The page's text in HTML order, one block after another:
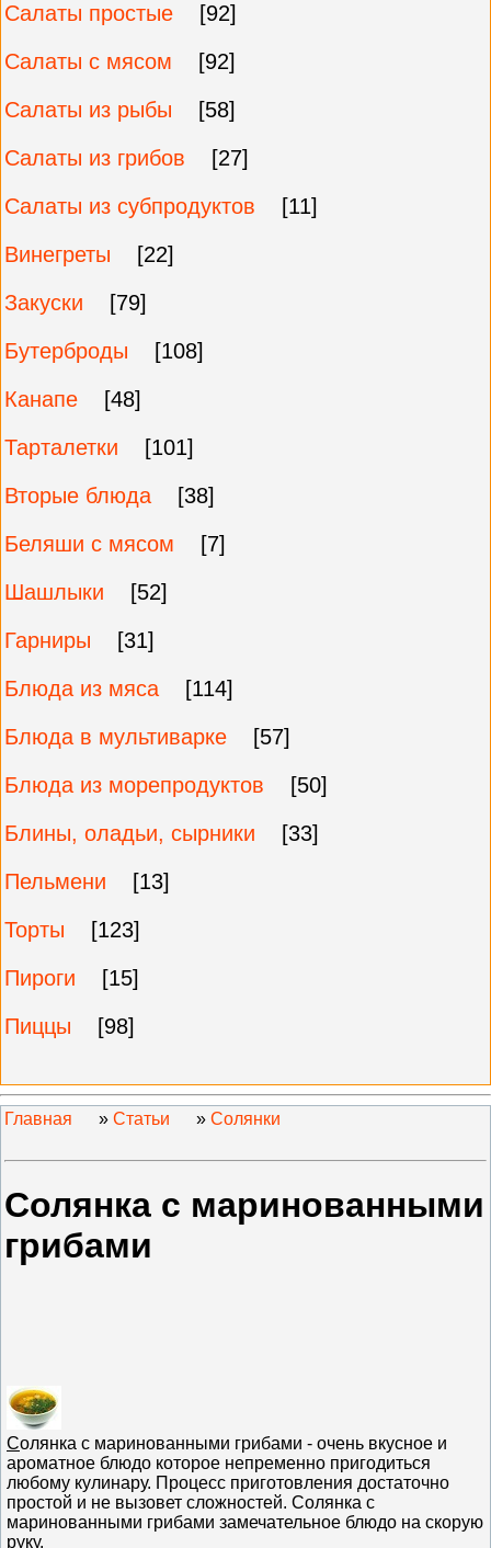
Салаты простые
[92]
Салаты с мясом
[92]
Салаты из рыбы
[58]
Салаты из грибов
[27]
Салаты из субпродуктов
[11]
Винегреты
[22]
Закуски
[79]
Бутерброды
[108]
Канапе
[48]
Тарталетки
[101]
Вторые блюда
[38]
Беляши с мясом
[7]
Шашлыки
[52]
Гарниры
[31]
Блюда из мяса
[114]
Блюда в мультиварке
[57]
Блюда из морепродуктов
[50]
Блины, оладьи, сырники
[33]
Пельмени
[13]
Торты
[123]
Пироги
[15]
Пиццы
[98]
Главная » Статьи » Солянки
Солянка с маринованными
грибами
Солянка с маринованными грибами - очень вкусное и
ароматное блюдо которое непременно пригодиться
любому кулинару. Процесс приготовления достаточно
простой и не вызовет сложностей. Солянка с
маринованными грибами замечательное блюдо на скорую
руку.